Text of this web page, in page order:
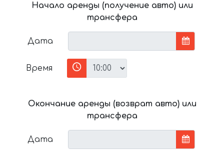
Начало аренды (получение авто) или
трансфера
Дата
Время
Окончание аренды (возврат авто) или
трансфера
Дата